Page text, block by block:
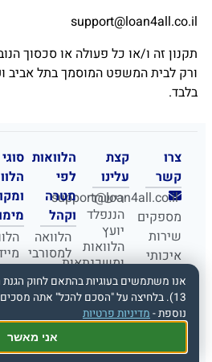
support@loan4all.co.il
תקנון זה ו/או כל פעולה או סכסוך
ורק לבית המשפט המוסמך בתל אביב
בלבד.
צרו
קשר
support@loan4all.co.il
מספקים
שירות
איכותי
בכל
הארץ!
פנו
בכל
קצת
עלינו
רישרד
הננפלד
יועץ
הלוואות
ומשכנתאות
המומחים
שלנו
והופעות
משרדי
הלוואות
לפי
מטרה
וקהל
הלוואה
למסורבי
בנק
ומוגבלים
הלוואות
הלוואה
סוגי
לכל
חוץ
אנו משתמשים בעוגיות בהתאם לחוק הגנת
13). בלחיצה על "הסכם להכל" אתה
נוספת -מדיניות פרטיות
אני מאשר